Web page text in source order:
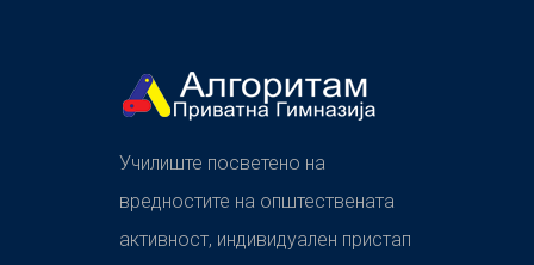
Училиште посветено на
вредностите на општествената
активност, индивидуален пристап